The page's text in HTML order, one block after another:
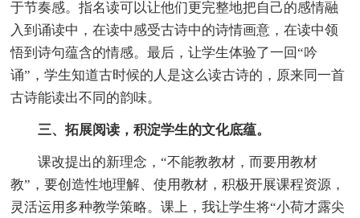
于节奏感。指名读可以让他们更完整地把自己的感情融
入到诵读中，在读中感受古诗中的诗情画意，在读中领
悟到诗句蕴含的情感。最后，让学生体验了一回“吟
诵”，学生知道古时候的人是这么读古诗的，原来同一首
古诗能读出不同的韵味。
三、拓展阅读，积淀学生的文化底蕴。
课改提出的新理念，“不能教教材，而要用教材
教”，要创造性地理解、使用教材，积极开展课程资源，
灵活运用多种教学策略。课上，我让学生将“小荷才露尖